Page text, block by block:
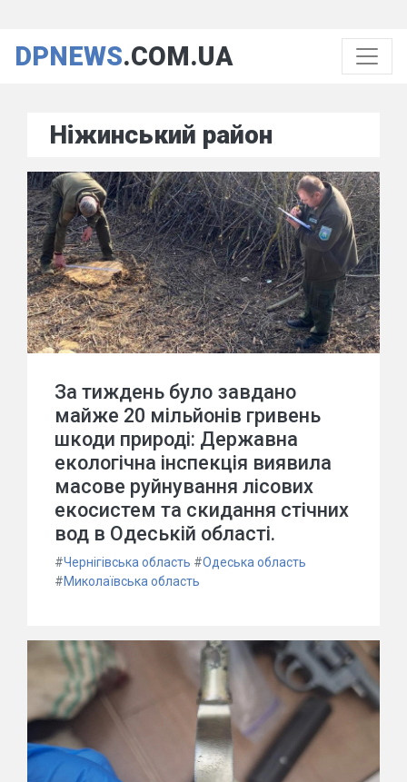
DPNEWS.COM.UA
Ніжинський район
За тиждень було завдано
майже 20 мільйонів гривень
шкоди природі: Державна
екологічна інспекція виявила
масове руйнування лісових
екосистем та скидання стічних
вод в Одеській області.
#Чернігівська область #Одеська область
#Миколаївська область